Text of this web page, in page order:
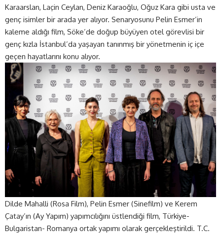
Karaarslan, Laçin Ceylan, Deniz Karaoğlu, Oğuz Kara gibi usta ve
genç isimler bir arada yer alıyor. Senaryosunu Pelin Esmer’in
kaleme aldığı film, Söke’de doğup büyüyen otel görevlisi bir
genç kızla İstanbul’da yaşayan tanınmış bir yönetmenin iç içe
geçen hayatlarını konu alıyor.
Dilde Mahalli (Rosa Film), Pelin Esmer (Sinefilm) ve Kerem
Çatay’ın (Ay Yapım) yapımcılığını üstlendiği film, Türkiye-
Bulgaristan- Romanya ortak yapımı olarak gerçekleştirildi. T.C.